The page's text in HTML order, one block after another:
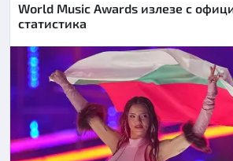
World Music Awards излезе с
статистика